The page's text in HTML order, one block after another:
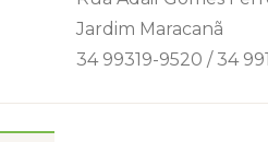
Jardim Maracanã
34 99319-9520 / 34